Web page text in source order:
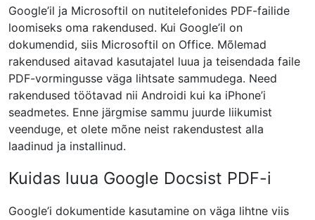
Google’il ja Microsoftil on nutitelefonides PDF-failide
loomiseks oma rakendused. Kui Google’il on
dokumendid, siis Microsoftil on Office. Mõlemad
rakendused aitavad kasutajatel luua ja teisendada faile
PDF-vormingusse väga lihtsate sammudega. Need
rakendused töötavad nii Androidi kui ka iPhone’i
seadmetes. Enne järgmise sammu juurde liikumist
veenduge, et olete mõne neist rakendustest alla
laadinud ja installinud.
Kuidas luua Google Docsist PDF-i
Google’i dokumentide kasutamine on väga lihtne viis